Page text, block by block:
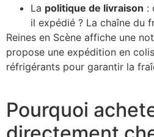
La politique de livraison :
il expédié ? La chaîne du
Reines en Scène affiche une
propose une expédition en
réfrigérants pour garantir la
Pourquoi